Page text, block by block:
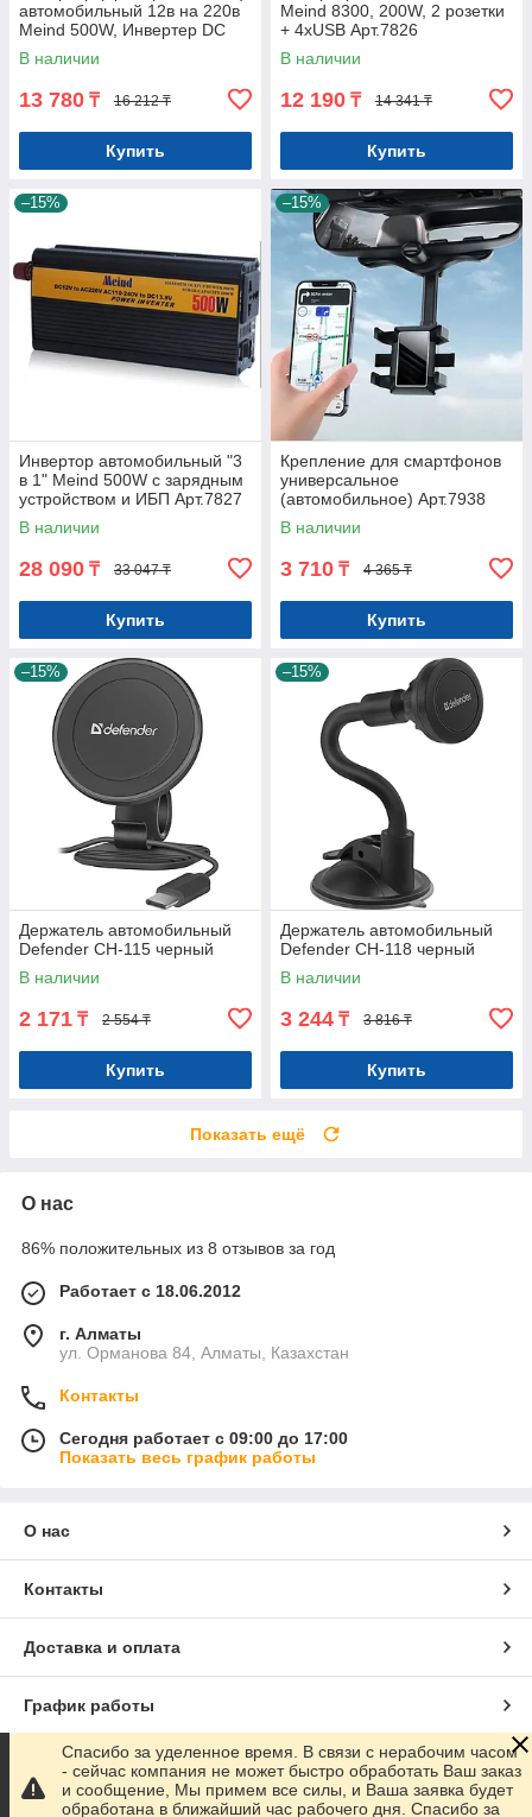
автомобильный 12в на 220в
Meind 500W, Инвертер DC
12V to AC 220V Арт.4955
В наличии
13 780 ₸ 16 212 ₸
Купить
Meind 8300, 200W, 2 розетки
+ 4xUSB Арт.7826
В наличии
12 190 ₸ 14 341 ₸
Купить
–15%
Инвертор автомобильный "3
в 1" Meind 500W с зарядным
устройством и ИБП Арт.7827
В наличии
28 090 ₸ 33 047 ₸
Купить
–15%
Крепление для смартфонов
универсальное
(автомобильное) Арт.7938
В наличии
3 710 ₸ 4 365 ₸
Купить
–15%
Держатель автомобильный
Defender CH-115 черный
В наличии
2 171 ₸ 2 554 ₸
Купить
–15%
Держатель автомобильный
Defender CH-118 черный
В наличии
3 244 ₸ 3 816 ₸
Купить
Показать ещё
О нас
86% положительных из 8 отзывов за год
Работает с 18.06.2012
г. Алматы
ул. Орманова 84, Алматы, Казахстан
Контакты
Сегодня работает с 09:00 до 17:00
Показать весь график работы
О нас
Контакты
Доставка и оплата
График работы
Полная версия сайта
Спасибо за уделенное время. В связи с нерабочим часом
- сейчас компания не может быстро обработать Ваш заказ
и сообщение, Мы примем все силы, и Ваша заявка будет
обработана в ближайший час рабочего дня. Спасибо за